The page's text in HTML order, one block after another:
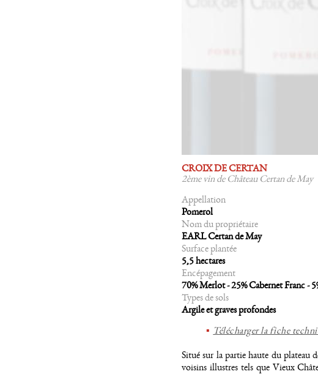
CROIX DE CERTAN
2ème vin de Château Certan de May
Appellation
Pomerol
Nom du propriétaire
EARL Certan de May
Surface plantée
5,5 hectares
Encépagement
70% Merlot - 25% Cabernet Franc -
Types de sols
Argile et graves profondes
Télécharger la fiche
Situé sur la partie haute du plateau
voisins illustres tels que Vieux